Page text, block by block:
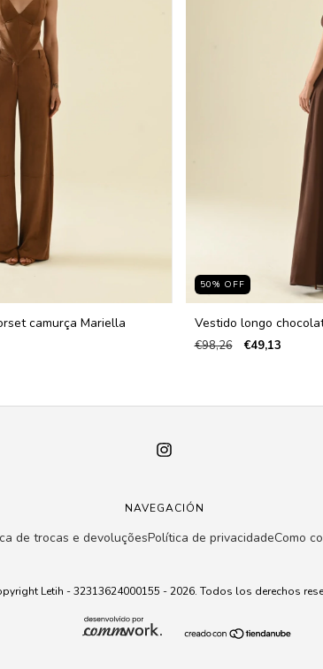
camurça Mariella
50% OFF
Vestido longo
€98,26 €49,13
NAVEGACIÓN
de trocas e devoluçõesPolítica de privacidadeComo
Letih - 32313624000155 - 2026. Todos los derechos